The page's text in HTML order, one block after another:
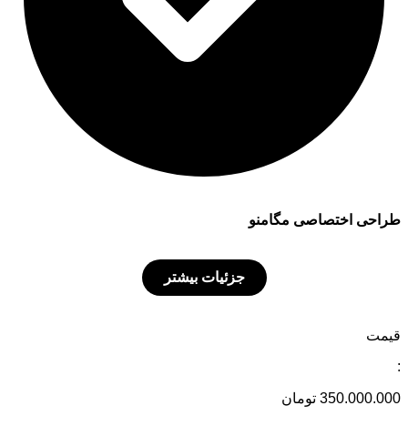
طراحی اختصاصی مگامنو
جزئیات بیشتر
قیمت
:
350.000.000 تومان